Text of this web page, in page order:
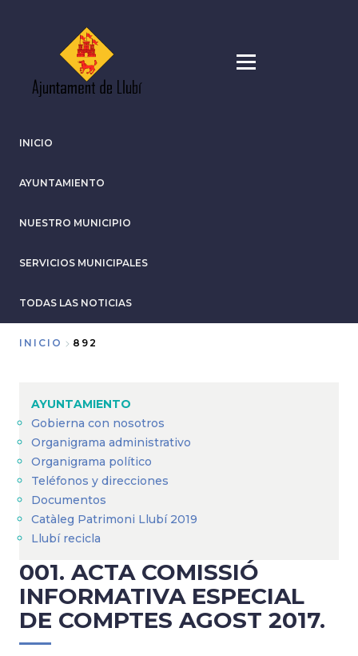
INICIO
AYUNTAMIENTO
NUESTRO MUNICIPIO
SERVICIOS MUNICIPALES
TODAS LAS NOTICIAS
enlaces
de
ayuda
a
la
navegación
INICIO 892
AYUNTAMIENTO
Gobierna con nosotros
Organigrama administrativo
Organigrama político
Teléfonos y direcciones
Documentos
Catàleg Patrimoni Llubí 2019
Llubí recicla
001. ACTA COMISSIÓ
INFORMATIVA ESPECIAL
DE COMPTES AGOST 2017.